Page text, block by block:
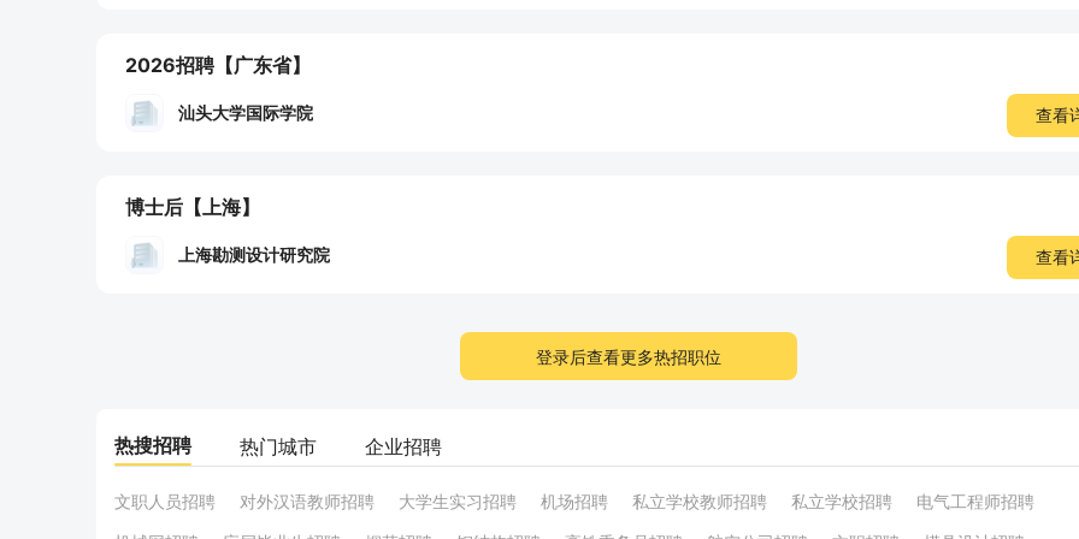
2026招聘 【广东省】
汕头大学国际学院 查看
博士后 【上海】
上海勘测设计研究院 查看
登录后查看更多热招职位
热搜招聘 热门城市 企业招聘
文职人员招聘 对外汉语教师招聘 大学生实习招聘 机场招聘 私立学校教师招聘 私立学校招聘
电气工程师招聘